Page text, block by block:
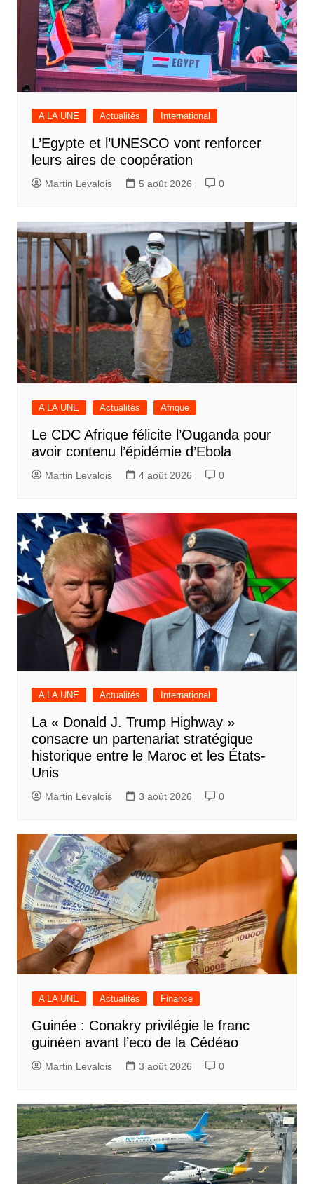
A LA UNE Actualités International
L’Egypte et l’UNESCO vont renforcer
leurs aires de coopération
Martin Levalois 5 août 2026 0
A LA UNE Actualités Afrique
Le CDC Afrique félicite l’Ouganda pour
avoir contenu l’épidémie d’Ebola
Martin Levalois 4 août 2026 0
A LA UNE Actualités International
La « Donald J. Trump Highway »
consacre un partenariat stratégique
historique entre le Maroc et les États-
Unis
Martin Levalois 3 août 2026 0
A LA UNE Actualités Finance
Guinée : Conakry privilégie le franc
guinéen avant l’eco de la Cédéao
Martin Levalois 3 août 2026 0